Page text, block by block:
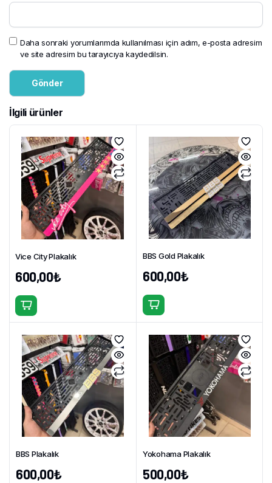
Daha sonraki yorumlarımda kullanılması için adım, e-posta adresim
ve site adresim bu tarayıcıya kaydedilsin.
İlgili ürünler
Vice City Plakalık
600,00₺
BBS Gold Plakalık
600,00₺
BBS Plakalık
600,00₺
Yokohama Plakalık
500,00₺